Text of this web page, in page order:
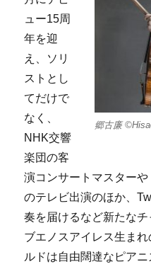
郷古廉
ュー15周
年を迎
え、ソリ
ストとし
てだけで
なく、
NHK交響
楽団の客
演コンサートマスター
のテレビ出演のほか、
奏を届けるなど新たなチ
ブエノスアイレス生ま
ル ドは自由闊達なピア